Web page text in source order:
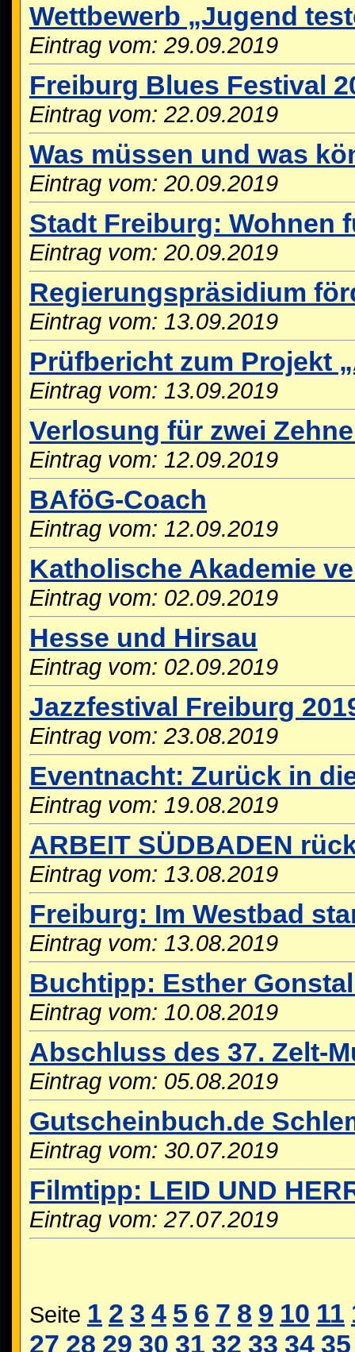
Wettbewerb „Jugend
Eintrag vom: 29.09.2019
Freiburg Blues Festival
Eintrag vom: 22.09.2019
Was müssen und was
Eintrag vom: 20.09.2019
Stadt Freiburg: Wohnen
Eintrag vom: 20.09.2019
Regierungspräsidium
Eintrag vom: 13.09.2019
Prüfbericht zum Projekt
Eintrag vom: 13.09.2019
Verlosung für zwei
Eintrag vom: 12.09.2019
BAföG-Coach
Eintrag vom: 12.09.2019
Katholische Akademie
Eintrag vom: 02.09.2019
Hesse und Hirsau
Eintrag vom: 02.09.2019
Jazzfestival Freiburg
Eintrag vom: 23.08.2019
Eventnacht: Zurück in
Eintrag vom: 19.08.2019
ARBEIT SÜDBADEN
Eintrag vom: 13.08.2019
Freiburg: Im Westbad
Eintrag vom: 13.08.2019
Buchtipp: Esther
Eintrag vom: 10.08.2019
Abschluss des 37. Zelt-
Eintrag vom: 05.08.2019
Gutscheinbuch.de
Eintrag vom: 30.07.2019
Filmtipp: LEID UND
Eintrag vom: 27.07.2019
Seite 1 2 3 4 5 6 7 8 9 10 11
27 28 29 30 31 32 33 34 35